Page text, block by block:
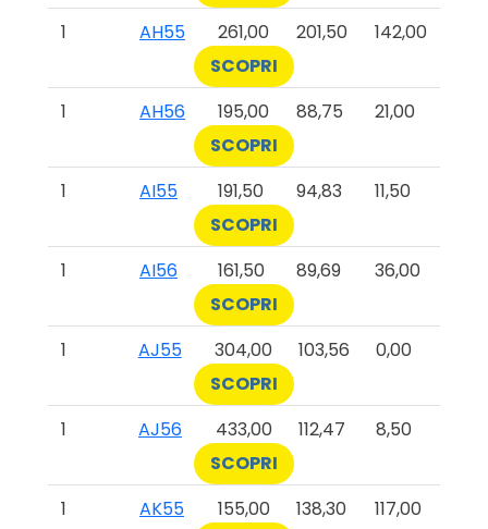
1
AH55 261,00 201,50
142,00
SCOPRI
1
AH56 195,00 88,75
21,00
SCOPRI
1
AI55 191,50 94,83
11,50
SCOPRI
1
AI56 161,50 89,69
36,00
SCOPRI
1
AJ55 304,00 103,56
0,00
SCOPRI
1
AJ56 433,00 112,47
8,50
SCOPRI
1
AK55 155,00 138,30
117,00